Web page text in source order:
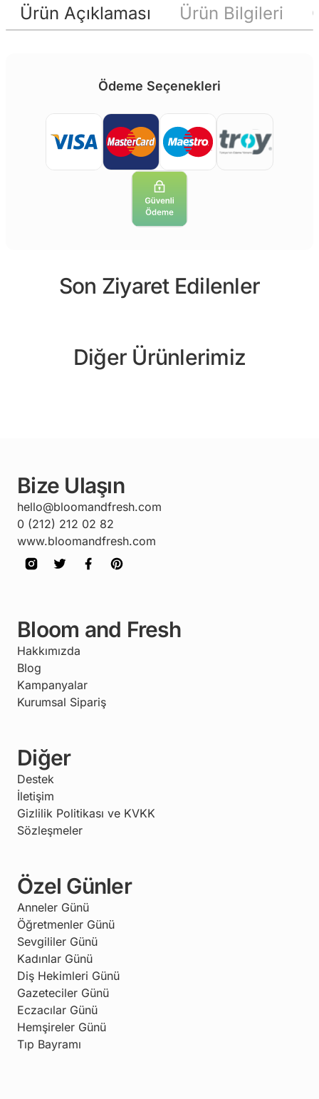
Ürün Açıklaması Ürün Bilgileri
Ödeme Seçenekleri
Son Ziyaret Edilenler
Diğer Ürünlerimiz
Bize Ulaşın
hello@bloomandfresh.com
0 (212) 212 02 82
www.bloomandfresh.com
Bloom and Fresh
Hakkımızda
Blog
Kampanyalar
Kurumsal Sipariş
Diğer
Destek
İletişim
Gizlilik Politikası ve KVKK
Sözleşmeler
Özel Günler
Anneler Günü
Öğretmenler Günü
Sevgililer Günü
Kadınlar Günü
Diş Hekimleri Günü
Gazeteciler Günü
Eczacılar Günü
Hemşireler Günü
Tıp Bayramı